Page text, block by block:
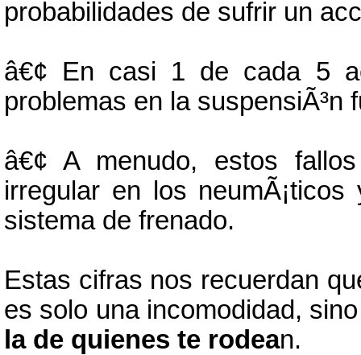
probabilidades de sufrir un
â€¢ En casi 1 de cada 5
problemas en la suspensiÃ³n
â€¢ A menudo, estos
irregular en los
sistema de frenado.
Estas cifras nos recuerdan
es solo una incomodidad,
la de quienes te rodean.